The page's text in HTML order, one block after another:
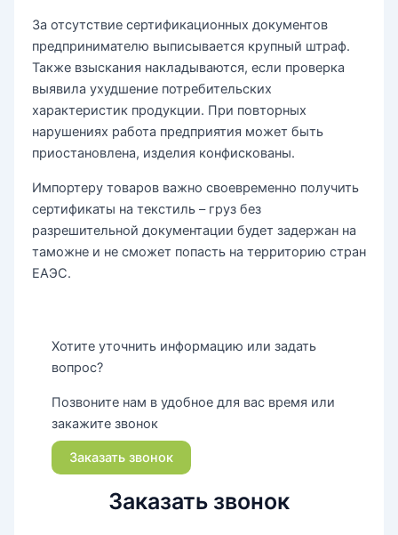
За отсутствие сертификационных документов
предпринимателю выписывается крупный штраф.
Также взыскания накладываются, если проверка
выявила ухудшение потребительских
характеристик продукции. При повторных
нарушениях работа предприятия может быть
приостановлена, изделия конфискованы.
Импортеру товаров важно своевременно получить
сертификаты на текстиль – груз без
разрешительной документации будет задержан на
таможне и не сможет попасть на территорию стран
ЕАЭС.
Хотите уточнить информацию или задать
вопрос?
Позвоните нам в удобное для вас время или
закажите звонок
Заказать звонок
Заказать звонок